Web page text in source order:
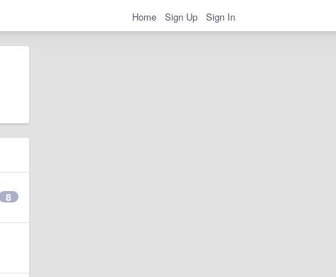
Home Sign Up Sign In
8